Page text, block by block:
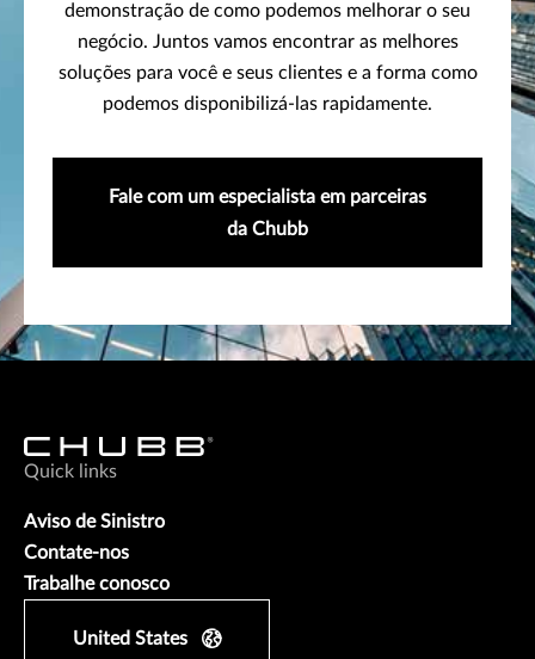
demonstração de como podemos melhorar o seu
negócio. Juntos vamos encontrar as melhores
soluções para você e seus clientes e a forma como
podemos disponibilizá-las rapidamente.
Fale com um especialista em parceiras
da Chubb
Quick links
Aviso de Sinistro
Contate-nos
Trabalhe conosco
United States